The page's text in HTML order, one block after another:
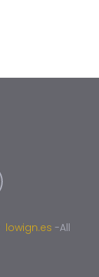
lowign.es -All